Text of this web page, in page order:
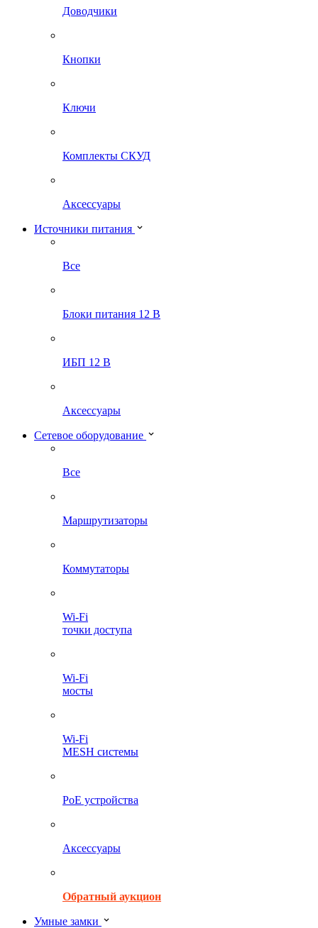
Доводчики
Кнопки
Ключи
Комплекты СКУД
Аксессуары
Источники питания
Все
Блоки питания 12 В
ИБП 12 В
Аксессуары
Сетевое оборудование
Все
Маршрутизаторы
Коммутаторы
Wi-Fi
точки доступа
Wi-Fi
мосты
Wi-Fi
MESH системы
PoE устройства
Аксессуары
Обратный аукцион
Умные замки